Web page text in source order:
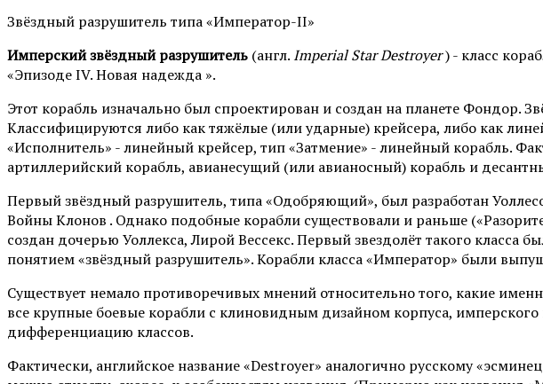
Звёздный разрушитель типа «Император-II»
Имперский звёздный разрушитель (англ. Imperial Star Destroyer) - класс
«Эпизоде IV. Новая надежда ».
Этот корабль изначально был спроектирован и создан на планете Фондор.
Классифицируются либо как тяжёлые (или ударные) крейсера, либо как
«Исполнитель» - линейный крейсер, тип «Затмение» - линейный корабль.
артиллерийский корабль, авианесущий (или авианосный) корабль и
Первый звёздный разрушитель, типа «Одобряющий», был разработан
Войны Клонов . Однако подобные корабли существовали и раньше
создан дочерью Уоллекса, Лирой Вессекс. Первый звездолёт такого
понятием «звёздный разрушитель». Корабли класса «Император» были
Существует немало противоречивых мнений относительно того, какие
все крупные боевые корабли с клиновидным дизайном корпуса,
дифференциацию классов.
Фактически, английское название «Destroyer» аналогично русскому